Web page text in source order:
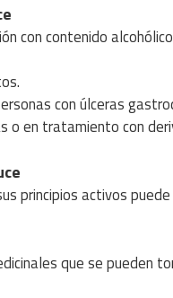
con contenido
con úlceras
o en tratamiento con
principios activos
que se pueden